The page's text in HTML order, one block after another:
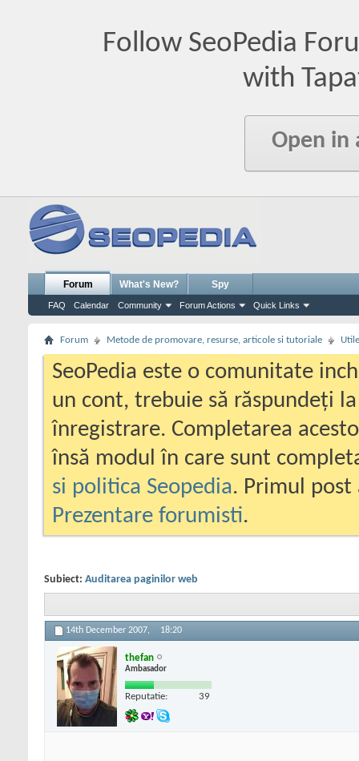
Follow SeoPedia
with
Open in
Forum
FAQ Calendar Community Forum Actions Quick Links
What's New? Spy
Forum Metode de promovare, resurse, articole si tutoriale Utile
SeoPedia este o comunitate
un cont, trebuie să răspundeți
înregistrare. Completarea
însă modul în care sunt
si politica Seopedia. Primul
Prezentare forumisti.
Subiect: Auditarea paginilor web
14th December 2007, 18:20
thefan
Ambasador
Reputatie: 39